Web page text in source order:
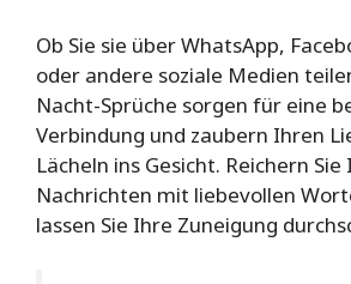
Ob Sie sie über WhatsApp,
oder andere soziale Medien
Nacht-Sprüche sorgen für eine
Verbindung und zaubern Ihren
Lächeln ins Gesicht. Reichern Sie
Nachrichten mit liebevollen
lassen Sie Ihre Zuneigung